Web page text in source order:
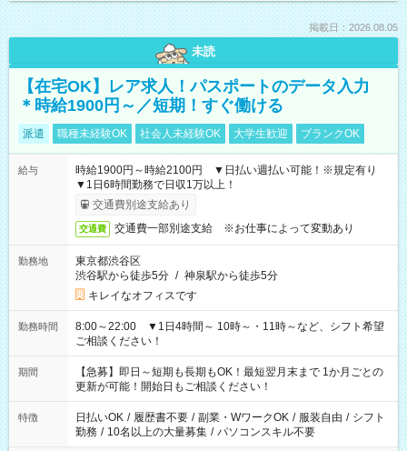
掲載日：2026.08.05
未読
【在宅OK】レア求人！パスポートのデータ入力
＊時給1900円～／短期！すぐ働ける
派遣 職種未経験OK 社会人未経験OK 大学生歓迎 ブランクOK
給与
時給1900円～時給2100円 ▼日払い週払い可能！※規定有り
▼1日6時間勤務で日収1万以上！
交通費別途支給あり
交通費 交通費一部別途支給 ※お仕事によって変動あり
勤務地
東京都渋谷区
渋谷駅から徒歩5分 / 神泉駅から徒歩5分
キレイなオフィスです
勤務時間
8:00～22:00 ▼1日4時間～ 10時～・11時～など、シフト希望
ご相談ください！
期間
【急募】即日～短期も長期もOK！最短翌月末まで 1か月ごとの
更新が可能！開始日もご相談ください！
特徴 日払いOK / 履歴書不要 / 副業・WワークOK / 服装自由 / シフト
勤務 / 10名以上の大量募集 / パソコンスキル不要